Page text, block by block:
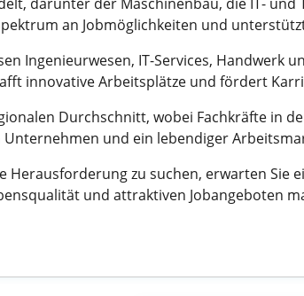
an Jobmöglichkeiten und
Ingenieurwesen, IT-Services, Handwerk
innovative Arbeitsplätze und fördert
Durchschnitt, wobei Fachkräfte in
und ein lebendiger
zu suchen, erwarten Sie
und attraktiven Jobangeboten